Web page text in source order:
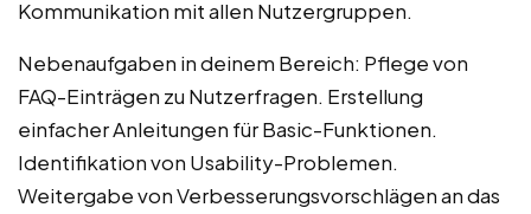
Kommunikation mit allen Nutzergruppen.
Nebenaufgaben in deinem Bereich: Pflege von
FAQ-Einträgen zu Nutzerfragen. Erstellung
einfacher Anleitungen für Basic-Funktionen.
Identifikation von Usability-Problemen.
Weitergabe von Verbesserungsvorschlägen an das